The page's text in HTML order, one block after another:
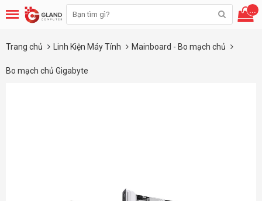
...
Trang chủ Linh Kiện Máy Tính Mainboard - Bo mạch chủ
Bo mạch chủ Gigabyte